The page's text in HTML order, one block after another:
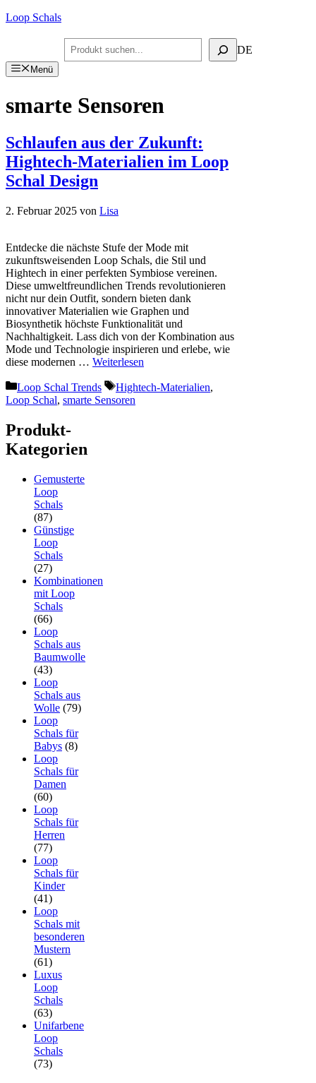
Zum
Loop Schals
Suchen DE
Menü
smarte Sensoren
Schlaufen aus der Zukunft:
Hightech-Materialien im Loop
Schal Design
2. Februar 2025 von Lisa
Entdecke die nächste Stufe der Mode mit
zukunftsweisenden Loop Schals, die Stil und
Hightech in einer perfekten Symbiose vereinen.
Diese umweltfreundlichen Trends revolutionieren
nicht nur dein Outfit, sondern bieten dank
innovativer Materialien wie Graphen und
Biosynthetik höchste Funktionalität und
Nachhaltigkeit. Lass dich von der Kombination aus
Mode und Technologie inspirieren und erlebe, wie
diese modernen … Weiterlesen
Kategorien
Loop Schal Trends Schlagwörter
Hightech-Materialien,
Loop Schal, smarte Sensoren
Produkt-
Kategorien
Gemusterte
Loop
Schals
(87)
Günstige
Loop
Schals
(27)
Kombinationen
mit Loop
Schals
(66)
Loop
Schals aus
Baumwolle
(43)
Loop
Schals aus
Wolle (79)
Loop
Schals für
Babys (8)
Loop
Schals für
Damen
(60)
Loop
Schals für
Herren
(77)
Loop
Schals für
Kinder
(41)
Loop
Schals mit
besonderen
Mustern
(61)
Luxus
Loop
Schals
(63)
Unifarbene
Loop
Schals
(73)